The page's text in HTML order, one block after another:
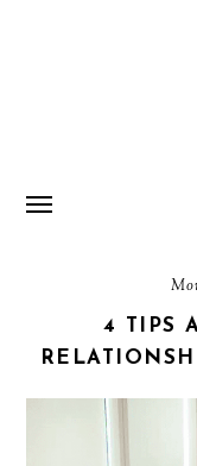
4 TIPS